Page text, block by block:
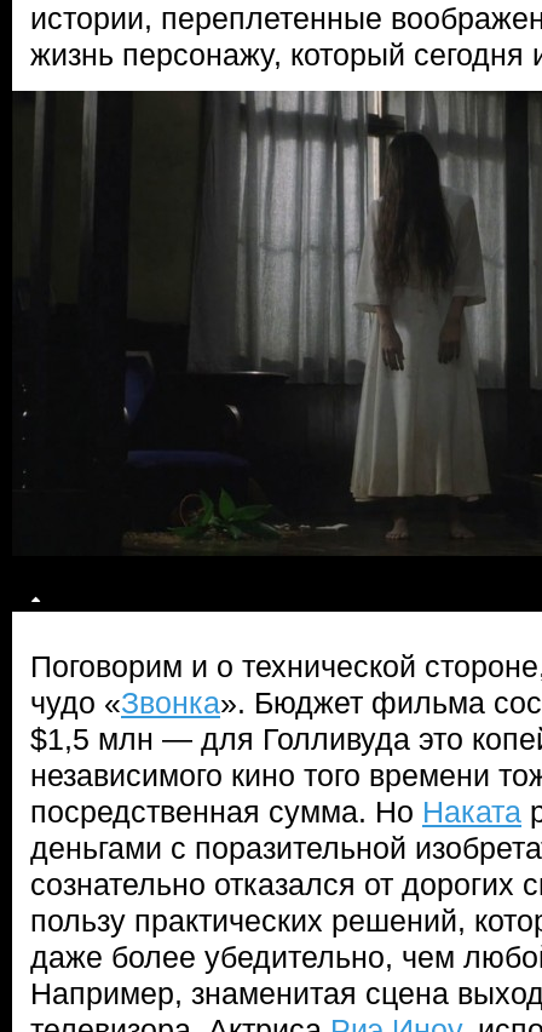
истории, переплетенные
жизнь персонажу, который сегодня
Поговорим и о технической
чудо «Звонка». Бюджет фильма
$1,5 млн — для Голливуда это
независимого кино того времени
посредственная сумма. Но Наката
деньгами с поразительной
сознательно отказался от дорогих
пользу практических решений,
даже более убедительно, чем
Например, знаменитая сцена